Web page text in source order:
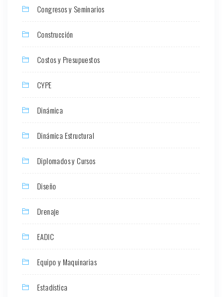
Congresos y Seminarios
Construcción
Costos y Presupuestos
CYPE
Dinámica
Dinámica Estructural
Diplomados y Cursos
Diseño
Drenaje
EADIC
Equipo y Maquinarias
Estadística